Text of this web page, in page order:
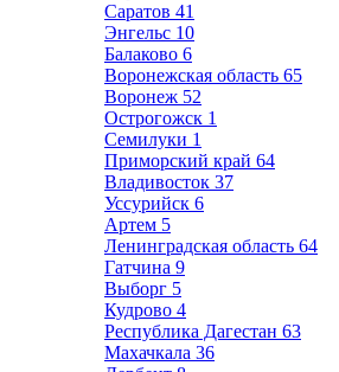
Саратов 41
Энгельс 10
Балаково 6
Воронежская область 65
Воронеж 52
Острогожск 1
Семилуки 1
Приморский край 64
Владивосток 37
Уссурийск 6
Артем 5
Ленинградская область 64
Гатчина 9
Выборг 5
Кудрово 4
Республика Дагестан 63
Махачкала 36